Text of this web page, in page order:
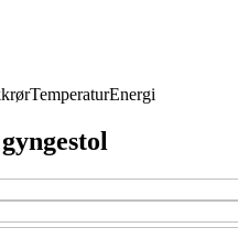
TemperaturEnergi